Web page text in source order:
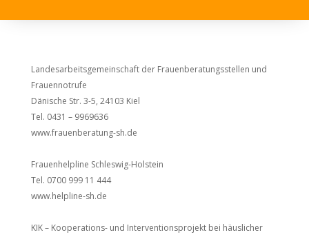
Landesarbeitsgemeinschaft der Frauenberatungsstellen und
Frauennotrufe
Dänische Str. 3-5, 24103 Kiel
Tel. 0431 – 9969636
www.frauenberatung-sh.de
Frauenhelpline Schleswig-Holstein
Tel. 0700 999 11 444
www.helpline-sh.de
KIK – Kooperations- und Interventionsprojekt bei häuslicher